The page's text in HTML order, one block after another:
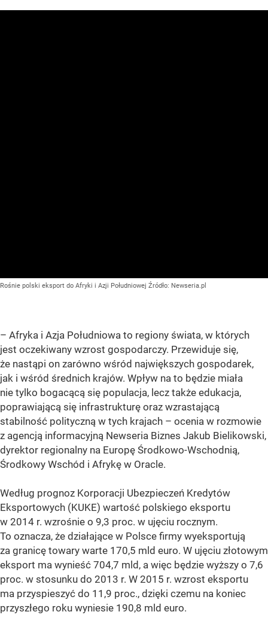
Rośnie polski eksport do Afryki i Azji Południowej Źródło: Newseria.pl
– Afryka i Azja Południowa to regiony świata, w których
jest oczekiwany wzrost gospodarczy. Przewiduje się,
że nastąpi on zarówno wśród największych gospodarek,
jak i wśród średnich krajów. Wpływ na to będzie miała
nie tylko bogacącą się populacja, lecz także edukacja,
poprawiającą się infrastrukturę oraz wzrastającą
stabilność polityczną w tych krajach – ocenia w rozmowie
z agencją informacyjną Newseria Biznes Jakub Bielikowski,
dyrektor regionalny na Europę Środkowo-Wschodnią,
Środkowy Wschód i Afrykę w Oracle.
Według prognoz Korporacji Ubezpieczeń Kredytów
Eksportowych (KUKE) wartość polskiego eksportu
w 2014 r. wzrośnie o 9,3 proc. w ujęciu rocznym.
To oznacza, że działające w Polsce firmy wyeksportują
za granicę towary warte 170,5 mld euro. W ujęciu złotowym
eksport ma wynieść 704,7 mld, a więc będzie wyższy o 7,6
proc. w stosunku do 2013 r. W 2015 r. wzrost eksportu
ma przyspieszyć do 11,9 proc., dzięki czemu na koniec
przyszłego roku wyniesie 190,8 mld euro.